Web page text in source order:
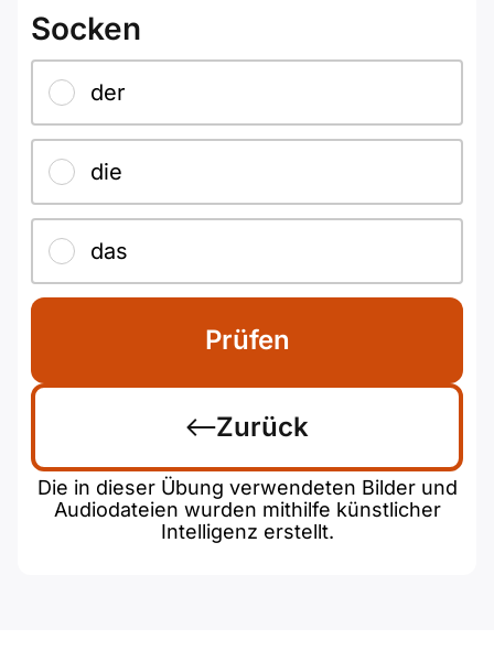
Socken
der
die
das
Zurück
Prüfen
Die in dieser Übung verwendeten Bilder und
Audiodateien wurden mithilfe künstlicher
Intelligenz erstellt.